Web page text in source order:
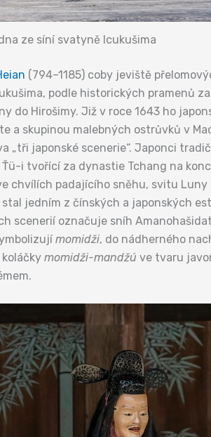
ze síní svatyně Icukušima
(794–1185) coby jeviště
podle historických pramenů
do Hirošimy. Již v roce 1643 ho
a skupinou malebných ostrůvků v
„tři japonské scenerie“. Japonci
i tvořící za dynastie Tchang na
chvílích padajícího sněhu, svitu
stal jedním z čínských a japonských
scenerií označuje sníh
momidži, do nádherného
momidži-mandžú ve tvaru